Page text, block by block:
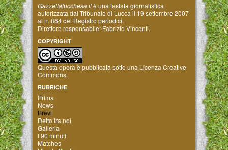
Gazzettalucchese.itè una testata giornalistica
autorizzata dal Tribunale di Lucca il 19 settembre 2007
al n. 864 del Registro periodici.
Direttore responsabile: Fabrizio Vincenti.
COPYRIGHT
Questa opera è pubblicata sotto una Licenza Creative
Commons.
RUBRICHE
Prima
News
Brevi
Detto tra noi
Galleria
I 90 minuti
Matches